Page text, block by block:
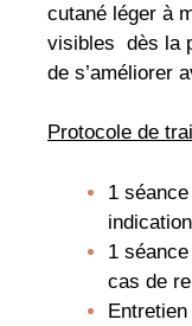
cutané léger à
visibles dès la
de s’améliorer
Protocole de
1
1
cas de